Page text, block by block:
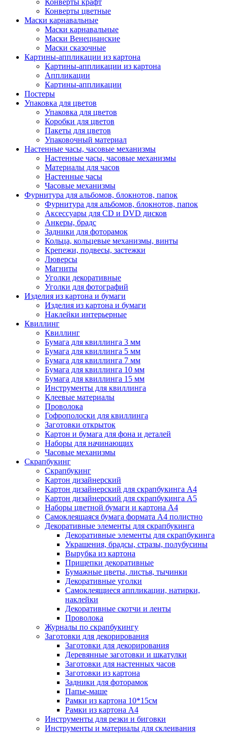
Конверты крафт
Конверты цветные
Маски карнавальные
Маски карнавальные
Маски Венецианские
Маски сказочные
Картины-аппликации из картона
Картины-аппликации из картона
Аппликации
Картины-аппликации
Постеры
Упаковка для цветов
Упаковка для цветов
Коробки для цветов
Пакеты для цветов
Упаковочный материал
Настенные часы, часовые механизмы
Настенные часы, часовые механизмы
Материалы для часов
Настенные часы
Часовые механизмы
Фурнитура для альбомов, блокнотов, папок
Фурнитура для альбомов, блокнотов, папок
Аксессуары для CD и DVD дисков
Анкеры, брадс
Задники для фоторамок
Кольца, кольцевые механизмы, винты
Крепежи, подвесы, застежки
Люверсы
Магниты
Уголки декоративные
Уголки для фотографий
Изделия из картона и бумаги
Изделия из картона и бумаги
Наклейки интерьерные
Квиллинг
Квиллинг
Бумага для квиллинга 3 мм
Бумага для квиллинга 5 мм
Бумага для квиллинга 7 мм
Бумага для квиллинга 10 мм
Бумага для квиллинга 15 мм
Инструменты для квиллинга
Клеевые материалы
Проволока
Гофрополоски для квиллинга
Заготовки открыток
Картон и бумага для фона и деталей
Наборы для начинающих
Часовые механизмы
Скрапбукинг
Скрапбукинг
Картон дизайнерский
Картон дизайнерский для скрапбукинга А4
Картон дизайнерский для скрапбукинга А5
Наборы цветной бумаги и картона А4
Самоклеящаяся бумага формата А4 полистно
Декоративные элементы для скрапбукинга
Декоративные элементы для скрапбукинга
Украшения, брадсы, стразы, полубусины
Вырубка из картона
Прищепки декоративные
Бумажные цветы, листья, тычинки
Декоративные уголки
Самоклеящиеся аппликации, натирки,
наклейки
Декоративные скотчи и ленты
Проволока
Журналы по скрапбукингу
Заготовки для декорирования
Заготовки для декорирования
Деревянные заготовки и шкатулки
Заготовки для настенных часов
Заготовки из картона
Задники для фоторамок
Папье-маше
Рамки из картона 10*15см
Рамки из картона А4
Инструменты для резки и биговки
Инструменты и материалы для склеивания